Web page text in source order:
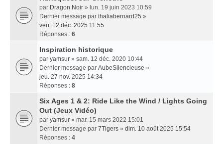
par Dragon Noir » lun. 19 juin 2023 10:59
Dernier message par thaliabernard25 »
ven. 12 déc. 2025 11:55
Réponses : 6
Inspiration historique
par yamsur » sam. 12 déc. 2020 10:44
Dernier message par AubeSilencieuse »
jeu. 27 nov. 2025 14:34
Réponses : 8
Six Ages 1 & 2: Ride Like the Wind / Lights Going
Out (Jeux Vidéo)
par yamsur » mar. 15 mars 2022 15:01
Dernier message par 7Tigers » dim. 10 août 2025 15:54
Réponses : 4